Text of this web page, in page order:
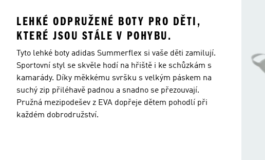
LEHKÉ ODPRUŽENÉ BOTY PRO DĚTI,
KTERÉ JSOU STÁLE V POHYBU.
Tyto lehké boty adidas Summerflex si vaše děti zamilují.
Sportovní styl se skvěle hodí na hřiště i ke schůzkám s
kamarády. Díky měkkému svršku s velkým páskem na
suchý zip přiléhavě padnou a snadno se přezouvají.
Pružná mezipodešev z EVA dopřeje dětem pohodlí při
každém dobrodružství.